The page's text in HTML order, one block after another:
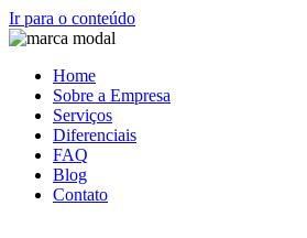
Ir para o conteúdo
Home
Sobre a Empresa
Serviços
Diferenciais
FAQ
Blog
Contato